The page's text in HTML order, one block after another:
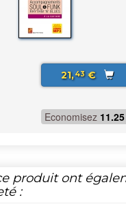
21,43€
Economisez 11.25
produit ont
: